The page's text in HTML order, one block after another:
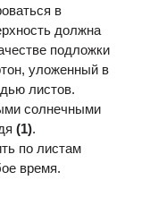
в
должна
подложки
уложенный в
листов.
солнечными
(1).
по листам
время.